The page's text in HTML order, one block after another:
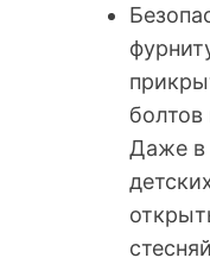
Даже в